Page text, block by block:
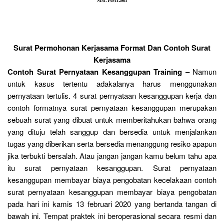
Surat Permohonan Kerjasama Format Dan Contoh Surat
Kerjasama
Contoh Surat Pernyataan Kesanggupan Training – Namun
untuk kasus tertentu adakalanya harus menggunakan
pernyataan tertulis. 4 surat pernyataan kesanggupan kerja dan
contoh formatnya surat pernyataan kesanggupan merupakan
sebuah surat yang dibuat untuk memberitahukan bahwa orang
yang dituju telah sanggup dan bersedia untuk menjalankan
tugas yang diberikan serta bersedia menanggung resiko apapun
jika terbukti bersalah. Atau jangan jangan kamu belum tahu apa
itu surat pernyataan kesanggupan. Surat pernyataan
kesanggupan membayar biaya pengobatan kecelakaan contoh
surat pernyataan kesanggupan membayar biaya pengobatan
pada hari ini kamis 13 februari 2020 yang bertanda tangan di
bawah ini. Tempat praktek ini beroperasional secara resmi dan